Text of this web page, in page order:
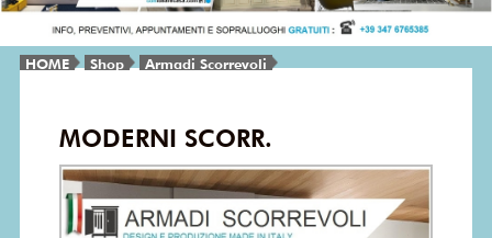
GIORNO
BAGNI
HOME Shop Armadi Scorrevoli
MODERNI SCORR.